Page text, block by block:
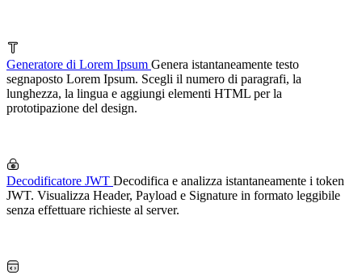
Generatore di Lorem Ipsum Genera istantaneamente testo
segnaposto Lorem Ipsum. Scegli il numero di paragrafi, la
lunghezza, la lingua e aggiungi elementi HTML per la
prototipazione del design.
Decodificatore JWT Decodifica e analizza istantaneamente i token
JWT. Visualizza Header, Payload e Signature in formato leggibile
senza effettuare richieste al server.